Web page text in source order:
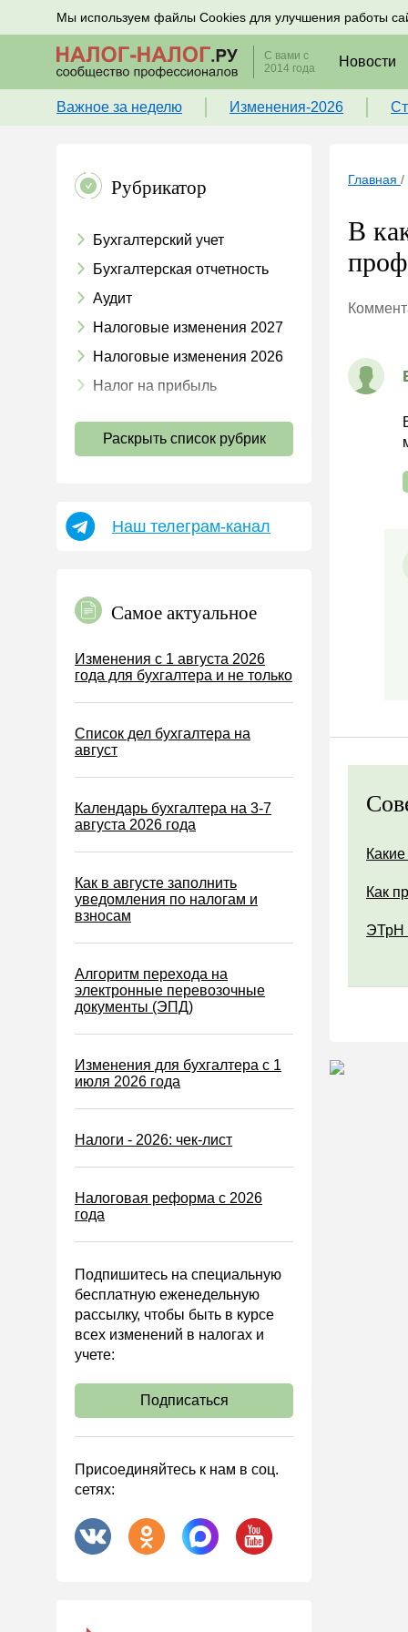
Мы используем файлы Cookies для улучшения работы
Подписывайтесь на новости по налогам, учету и
С вами с
2014 года
Новости
Важное за неделю Изменения-2026
Рубрикатор
Бухгалтерский учет
Бухгалтерская отчетность
Аудит
Налоговые изменения 2027
Налоговые изменения 2026
Налог на прибыль
Страховые взносы 2026
УСН
Земельный налог
Налог на рекламу
Торговый сбор
Туристический налог
Водный налог
Экологический налог
Налог на игорный бизнес
Акцизы
Уплата налогов (взносов)
Возврат и зачет налогов
Налоговые проверки
Самозанятые
Банк
Онлайн-кассы ККТ ККМ
Блокировка счета
МСФО
деятельности (АХД)
Охрана труда и аттестация
Охрана труда
Валютные операции
Налоговая система РФ
Налоговое планирование
Договоры
АО
Раскрыть список рубрик
Наш телеграм-канал
Самое актуальное
Изменения с 1 августа 2026
года для бухгалтера и не только
Список дел бухгалтера на
август
Календарь бухгалтера на 3-7
августа 2026 года
Как в августе заполнить
уведомления по налогам и
взносам
Алгоритм перехода на
электронные перевозочные
документы (ЭПД)
Изменения для бухгалтера с 1
июля 2026 года
Налоги - 2026: чек-лист
Налоговая реформа с 2026
года
Подпишитесь на специальную
бесплатную еженедельную
рассылку, чтобы быть в курсе
всех изменений в налогах и
учете:
Подписаться
Присоединяйтесь к нам в соц.
сетях:
Главная /
В
Как
ЭТрН